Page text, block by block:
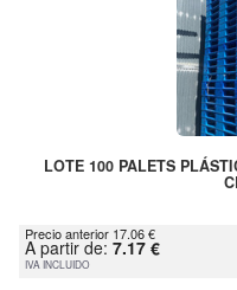
LOTE 100 PALETS
Precio anterior 17.06 €
A partir de: 7.17 €
IVA INCLUIDO